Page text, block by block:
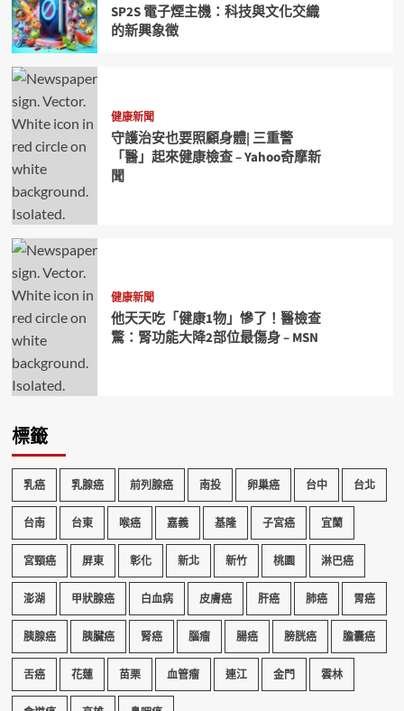
SP2S 電子煙主機：科技與文化交織
的新興象徵
健康新聞
守護治安也要照顧身體| 三重警
「醫」起來健康檢查 – Yahoo奇摩新
聞
健康新聞
他天天吃「健康1物」慘了！醫檢查
驚：腎功能大降2部位最傷身 – MSN
標籤
乳癌 乳腺癌 前列腺癌 南投 卵巢癌 台中 台北
台南 台東 喉癌 嘉義 基隆 子宮癌 宜蘭
宮頸癌 屏東 彰化 新北 新竹 桃園 淋巴癌
澎湖 甲狀腺癌 白血病 皮膚癌 肝癌 肺癌 胃癌
胰腺癌 胰臟癌 腎癌 腦瘤 腸癌 膀胱癌 膽囊癌
舌癌 花蓮 苗栗 血管瘤 連江 金門 雲林